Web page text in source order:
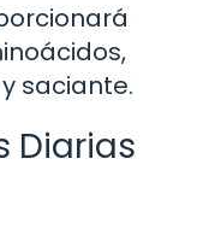
saciante.
Diarias